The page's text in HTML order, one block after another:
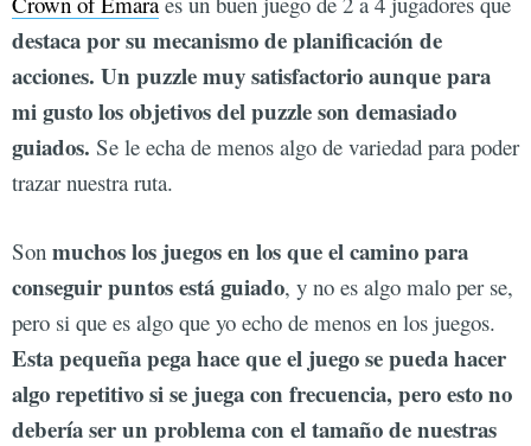
destaca por su mecanismo de planificación de
acciones. Un puzzle muy satisfactorio aunque para
mi gusto los objetivos del puzzle son demasiado
guiados. Se le echa de menos algo de variedad para poder
trazar nuestra ruta.
Son muchos los juegos en los que el camino para
conseguir puntos está guiado, y no es algo malo per se,
pero si que es algo que yo echo de menos en los juegos.
Esta pequeña pega hace que el juego se pueda hacer
algo repetitivo si se juega con frecuencia, pero esto no
debería ser un problema con el tamaño de nuestras